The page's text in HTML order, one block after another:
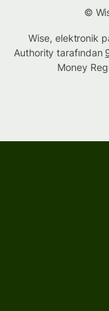
©
Wise, elektronik
Authority tarafından
Money